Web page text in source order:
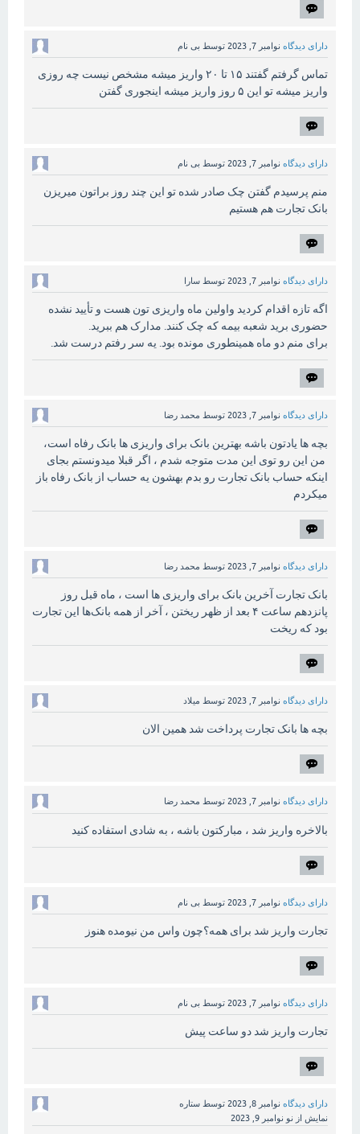
دارای دیدگاه نوامبر 7, 2023 توسط بی نام
تماس گرفتم گفتند ۱۵ تا ۲۰ واریز میشه مشخص نیست چه روزی
واریز میشه تو این ۵ روز واریز میشه اینجوری گفتن
دارای دیدگاه نوامبر 7, 2023 توسط بی نام
منم پرسیدم گفتن چک صادر شده تو این چند روز براتون میریزن
بانک تجارت هم هستیم
دارای دیدگاه نوامبر 7, 2023 توسط سارا
اگه تازه اقدام کردید واولین ماه واریزی تون هست و تأیید نشده
حضوری برید شعبه بیمه که چک کنند. مدارک هم ببرید.
برای منم دو ماه همینطوری مونده بود. یه سر رفتم درست شد.
دارای دیدگاه نوامبر 7, 2023 توسط محمد رضا
بچه ها یادتون باشه بهترین بانک‌ برای واریزی ها بانک رفاه است،
من این رو توی این مدت متوجه شدم ، اگر قبلا میدونستم بجای
اینکه حساب بانک تجارت رو بدم‌ بهشون یه حساب از بانک‌ رفاه باز
میکردم
دارای دیدگاه نوامبر 7, 2023 توسط محمد رضا
بانک تجارت آخرین بانک برای واریزی ها است ، ماه قبل روز
پانزدهم ساعت ۴ بعد از ظهر ریختن ، آخر از همه بانک‌ها این تجارت
بود که ریخت
دارای دیدگاه نوامبر 7, 2023 توسط میلاد
بچه ها بانک تجارت پرداخت شد همین الان
دارای دیدگاه نوامبر 7, 2023 توسط محمد رضا
بالاخره واریز شد ، مبارکتون باشه ، به شادی استفاده کنید
دارای دیدگاه نوامبر 7, 2023 توسط بی نام
تجارت واریز شد برای همه؟چون واس من نیومده هنوز
دارای دیدگاه نوامبر 7, 2023 توسط بی نام
تجارت واریز شد دو ساعت پیش
دارای دیدگاه نوامبر 8, 2023 توسط ستاره
نمایش از نو نوامبر 9, 2023